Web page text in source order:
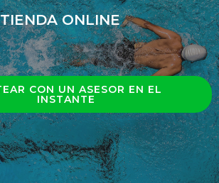
TIENDA ONLINE
CON UN ASESOR EN EL
INSTANTE